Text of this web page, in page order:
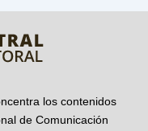
los contenidos
de Comunicación